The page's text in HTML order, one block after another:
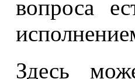
вопроса
Здесь